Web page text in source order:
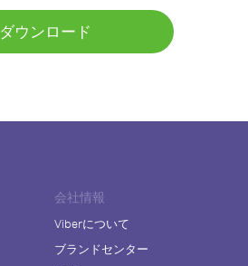
ダウンロード
会社情報
Viberについて
ブランドセンター